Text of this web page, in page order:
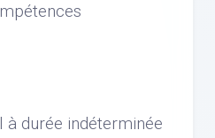
à durée indéterminée